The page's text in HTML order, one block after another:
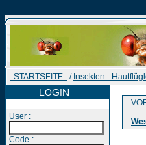
STARTSEITE / Insekten -
LOGIN
User :
Code :